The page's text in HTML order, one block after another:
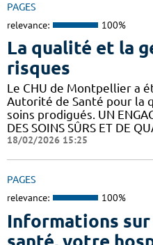
PAGES
relevance: 100%
La qualité et la
risques
Le CHU de Montpellier a
Autorité de Santé pour la
soins prodigués. UN
DES SOINS SÛRS ET DE
18/02/2026 15:25
PAGES
relevance: 100%
Informations